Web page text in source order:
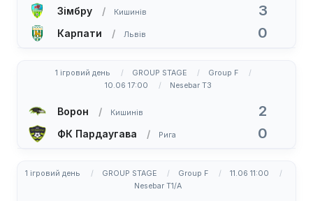
Зімбру Кишинів 3
Карпати Львів 0
1 ігровий день GROUP STAGE
Group F
10.06 17:00
Nesebar T3
Ворон Кишинів 2
ФК Пардаугава Рига 0
1 ігровий день GROUP STAGE Group F
11.06 11:00
Nesebar T1/A